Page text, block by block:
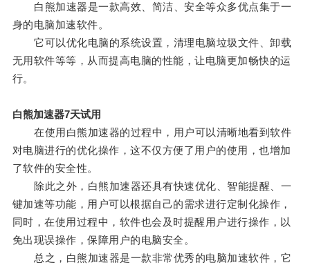
白熊加速器是一款高效、简洁、安全等众多优点集于一
身的电脑加速软件。
它可以优化电脑的系统设置，清理电脑垃圾文件、卸载
无用软件等等，从而提高电脑的性能，让电脑更加畅快的运
行。
白熊加速器7天试用
在使用白熊加速器的过程中，用户可以清晰地看到软件
对电脑进行的优化操作，这不仅方便了用户的使用，也增加
了软件的安全性。
除此之外，白熊加速器还具有快速优化、智能提醒、一
键加速等功能，用户可以根据自己的需求进行定制化操作，
同时，在使用过程中，软件也会及时提醒用户进行操作，以
免出现误操作，保障用户的电脑安全。
总之，白熊加速器是一款非常优秀的电脑加速软件，它